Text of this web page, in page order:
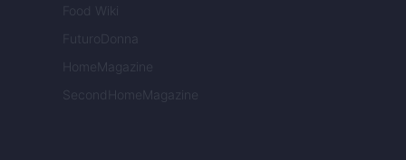
Food Wiki
FuturoDonna
HomeMagazine
SecondHomeMagazine